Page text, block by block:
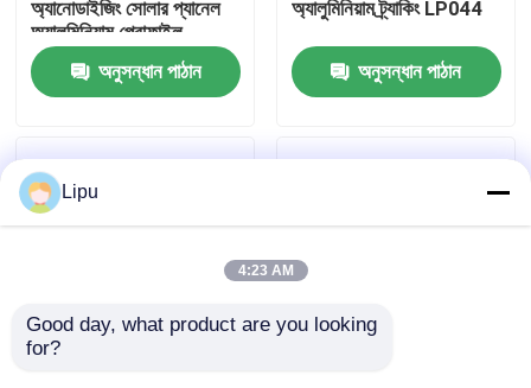
কারখানা ভ্রমণ
যোগাযোগ করুন
অ্যানোডাইজিং সোলার প্যানেল
অ্যালুমিনিয়াম প্রোফাইল
LP048
অনুসন্ধান পাঠান
অ্যালুমিনিয়াম ট্র্যাকিং LP044
অনুসন্ধান পাঠান
Lipu
4:23 AM
Good day, what product are you looking
for?